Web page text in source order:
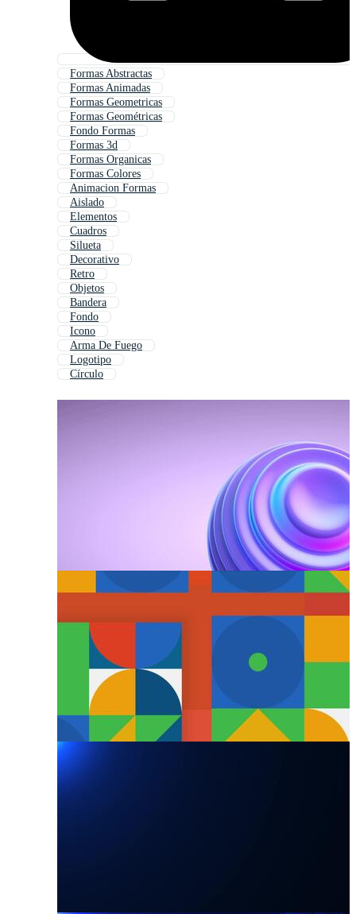
Formas Abstractas
Formas Animadas
Formas Geometricas
Formas Geométricas
Fondo Formas
Formas 3d
Formas Organicas
Formas Colores
Animacion Formas
Aislado
Elementos
Cuadros
Silueta
Decorativo
Retro
Objetos
Bandera
Fondo
Icono
Arma De Fuego
Logotipo
Círculo